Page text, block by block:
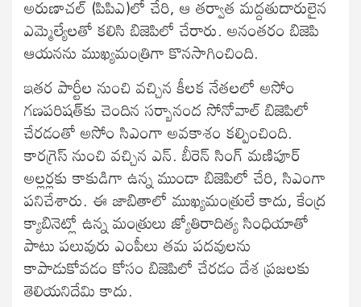
అరుణాచల్ (పిపిఎ)లో చేరి, ఆ తర్వాత మద్దతుదారులైన
ఎమ్మెల్యేలతో కలిసి బిజెపిలో చేరారు. అనంతరం బిజెపి
ఆయనను ముఖ్యమంత్రిగా కొనసాగించింది.
ఇతర పార్టీల నుంచి వచ్చిన కీలక నేతలలో అసోం
గణపరిషత్‌కు చెందిన సర్బానంద సోనోవాల్ బిజెపిలో
చేరడంతో అసోం సిఎంగా అవకాశం కల్పించింది.
కారగ్రెస్ నుంచి వచ్చిన ఎన్. బీరెన్ సింగ్ మణిపూర్
అల్లర్లకు కాకుడిగా ఉన్న ముండా బిజెపిలో చేరి, సిఎంగా
పనిచేశారు. ఈ జాబితాలో ముఖ్యమంత్రులే కాదు, కేంద్ర
క్యాబినెట్లో ఉన్న మంత్రులు జ్యోతిరాదిత్య సింధియాతో
పాటు పలువురు ఎంపీలు తమ పదవులను
కాపాడుకోవడం కోసం బిజెపిలో చేరడం దేశ ప్రజలకు
తెలియనిదేమి కాదు.